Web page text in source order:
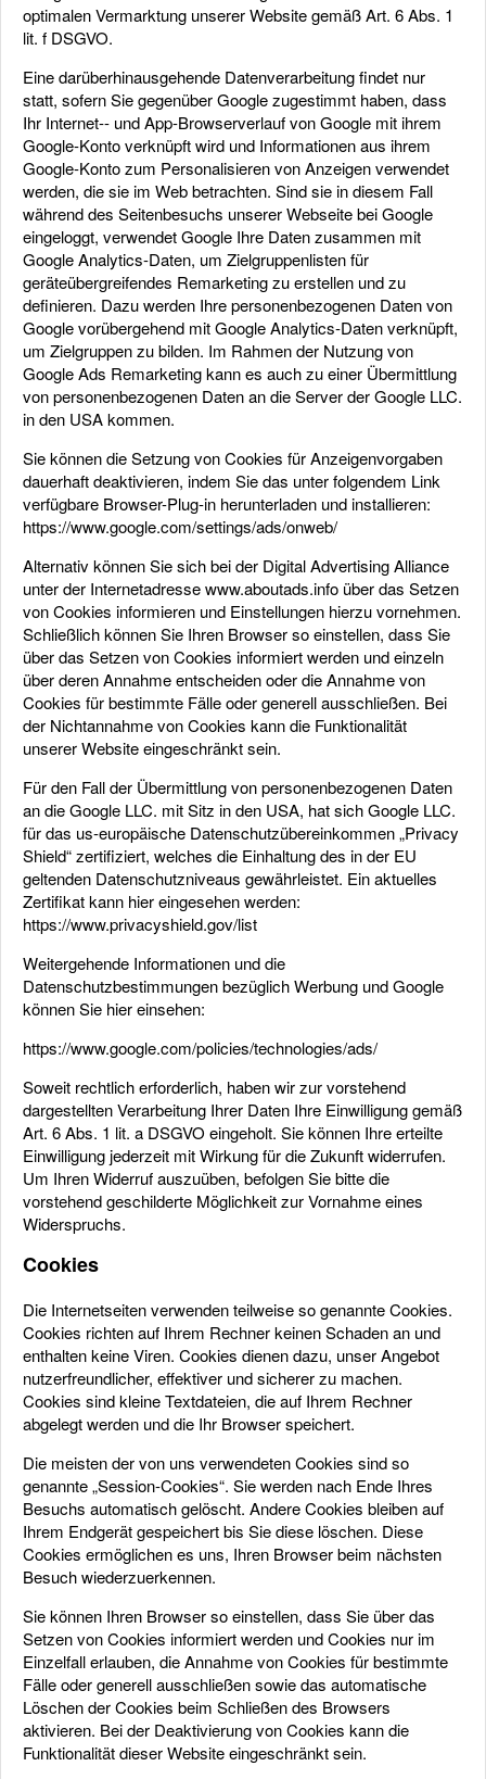
optimalen Vermarktung unserer Website gemäß Art. 6 Abs. 1
lit. f DSGVO.
Eine darüberhinausgehende Datenverarbeitung findet nur
statt, sofern Sie gegenüber Google zugestimmt haben, dass
Ihr Internet-- und App-Browserverlauf von Google mit ihrem
Google-Konto verknüpft wird und Informationen aus ihrem
Google-Konto zum Personalisieren von Anzeigen verwendet
werden, die sie im Web betrachten. Sind sie in diesem Fall
während des Seitenbesuchs unserer Webseite bei Google
eingeloggt, verwendet Google Ihre Daten zusammen mit
Google Analytics-Daten, um Zielgruppenlisten für
geräteübergreifendes Remarketing zu erstellen und zu
definieren. Dazu werden Ihre personenbezogenen Daten von
Google vorübergehend mit Google Analytics-Daten verknüpft,
um Zielgruppen zu bilden. Im Rahmen der Nutzung von
Google Ads Remarketing kann es auch zu einer Übermittlung
von personenbezogenen Daten an die Server der Google LLC.
in den USA kommen.
Sie können die Setzung von Cookies für Anzeigenvorgaben
dauerhaft deaktivieren, indem Sie das unter folgendem Link
verfügbare Browser-Plug-in herunterladen und installieren:
https://www.google.com/settings/ads/onweb/
Alternativ können Sie sich bei der Digital Advertising Alliance
unter der Internetadresse www.aboutads.info über das Setzen
von Cookies informieren und Einstellungen hierzu vornehmen.
Schließlich können Sie Ihren Browser so einstellen, dass Sie
über das Setzen von Cookies informiert werden und einzeln
über deren Annahme entscheiden oder die Annahme von
Cookies für bestimmte Fälle oder generell ausschließen. Bei
der Nichtannahme von Cookies kann die Funktionalität
unserer Website eingeschränkt sein.
Für den Fall der Übermittlung von personenbezogenen Daten
an die Google LLC. mit Sitz in den USA, hat sich Google LLC.
für das us-europäische Datenschutzübereinkommen „Privacy
Shield“ zertifiziert, welches die Einhaltung des in der EU
geltenden Datenschutzniveaus gewährleistet. Ein aktuelles
Zertifikat kann hier eingesehen werden:
https://www.privacyshield.gov/list
Weitergehende Informationen und die
Datenschutzbestimmungen bezüglich Werbung und Google
können Sie hier einsehen:
https://www.google.com/policies/technologies/ads/
Soweit rechtlich erforderlich, haben wir zur vorstehend
dargestellten Verarbeitung Ihrer Daten Ihre Einwilligung gemäß
Art. 6 Abs. 1 lit. a DSGVO eingeholt. Sie können Ihre erteilte
Einwilligung jederzeit mit Wirkung für die Zukunft widerrufen.
Um Ihren Widerruf auszuüben, befolgen Sie bitte die
vorstehend geschilderte Möglichkeit zur Vornahme eines
Widerspruchs.
Cookies
Die Internetseiten verwenden teilweise so genannte Cookies.
Cookies richten auf Ihrem Rechner keinen Schaden an und
enthalten keine Viren. Cookies dienen dazu, unser Angebot
nutzerfreundlicher, effektiver und sicherer zu machen.
Cookies sind kleine Textdateien, die auf Ihrem Rechner
abgelegt werden und die Ihr Browser speichert.
Die meisten der von uns verwendeten Cookies sind so
genannte „Session-Cookies“. Sie werden nach Ende Ihres
Besuchs automatisch gelöscht. Andere Cookies bleiben auf
Ihrem Endgerät gespeichert bis Sie diese löschen. Diese
Cookies ermöglichen es uns, Ihren Browser beim nächsten
Besuch wiederzuerkennen.
Sie können Ihren Browser so einstellen, dass Sie über das
Setzen von Cookies informiert werden und Cookies nur im
Einzelfall erlauben, die Annahme von Cookies für bestimmte
Fälle oder generell ausschließen sowie das automatische
Löschen der Cookies beim Schließen des Browsers
aktivieren. Bei der Deaktivierung von Cookies kann die
Funktionalität dieser Website eingeschränkt sein.